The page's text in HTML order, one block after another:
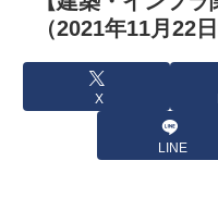
（2021年11月22日
X
LINE